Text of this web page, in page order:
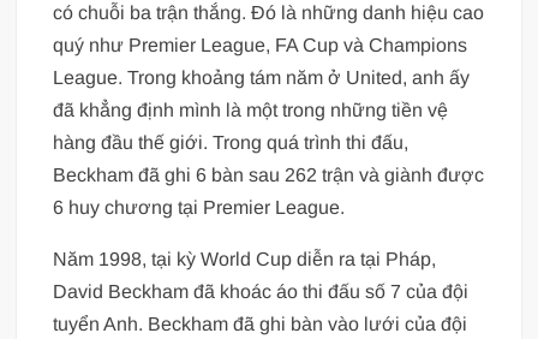
có chuỗi ba trận thắng. Đó là những danh hiệu cao
quý như Premier League, FA Cup và Champions
League. Trong khoảng tám năm ở United, anh ấy
đã khẳng định mình là một trong những tiền vệ
hàng đầu thế giới. Trong quá trình thi đấu,
Beckham đã ghi 6 bàn sau 262 trận và giành được
6 huy chương tại Premier League.
Năm 1998, tại kỳ World Cup diễn ra tại Pháp,
David Beckham đã khoác áo thi đấu số 7 của đội
tuyển Anh. Beckham đã ghi bàn vào lưới của đội